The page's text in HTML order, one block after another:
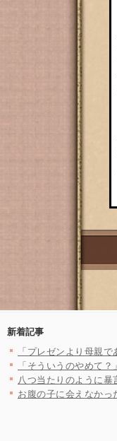
新着記事